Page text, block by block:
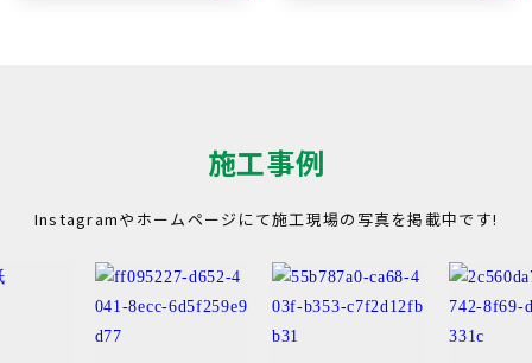
施工事例
Instagramやホームページにて施工現場の写真を掲載中です!